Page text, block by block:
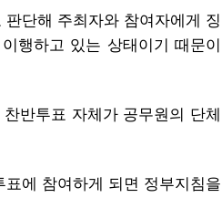
단해 주최자와 참여자에게 징
행하고 있는 상태이기 때문이
반투표 자체가 공무원의 단체
에 참여하게 되면 정부지침을